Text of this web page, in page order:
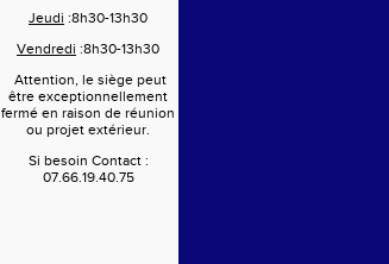
Jeudi :8h30-13h30
Vendredi :8h30-13h30
Attention, le siège peut
être exceptionnellement
fermé en raison de réunion
ou projet extérieur.
Si besoin Contact :
07.66.19.40.75